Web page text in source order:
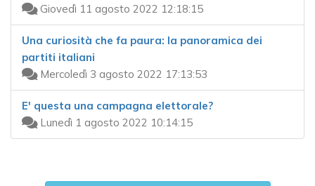
Giovedì 11 agosto 2022 12:18:15
Una curiosità che fa paura: la panoramica dei
partiti italiani
Mercoledì 3 agosto 2022 17:13:53
E' questa una campagna elettorale?
Lunedì 1 agosto 2022 10:14:15